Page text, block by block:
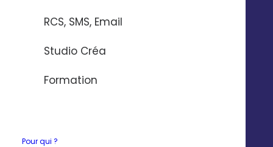
RCS, SMS, Email
Studio Créa
Formation
Pour qui ?
suggestions à vos affiliés